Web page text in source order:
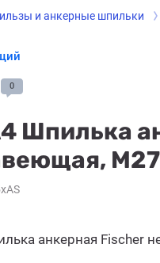
и анкерные шпильки
0
Шпилька
анкерная Fischer